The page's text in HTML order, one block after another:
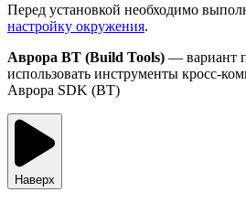
Перед установкой необходимо
настройку окружения.
Аврора BT (Build Tools) — вариант
использовать инструменты кросс-
Аврора SDK (BT)
Наверх